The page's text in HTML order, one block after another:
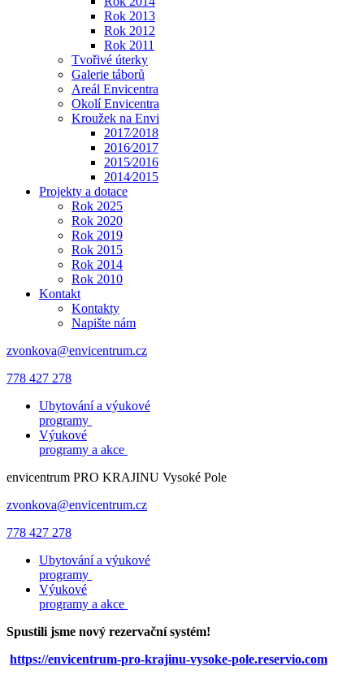
Rok 2013
Rok 2012
Rok 2011
Tvořivé úterky
Galerie táborů
Areál Envicentra
Okolí Envicentra
Kroužek na Envi
2017⁄2018
2016⁄2017
2015⁄2016
2014⁄2015
Projekty a dotace
Rok 2025
Rok 2020
Rok 2019
Rok 2015
Rok 2014
Rok 2010
Kontakt
Kontakty
Napište nám
zvonkova@envicentrum.cz
778 427 278
Ubytování a výukové
programy
Výukové
programy a akce
envicentrum PRO KRAJINU Vysoké Pole
zvonkova@envicentrum.cz
778 427 278
Ubytování a výukové
programy
Výukové
programy a akce
Spustili jsme nový rezervační systém!
https://envicentrum-pro-krajinu-vysoke-pole.reservio.com